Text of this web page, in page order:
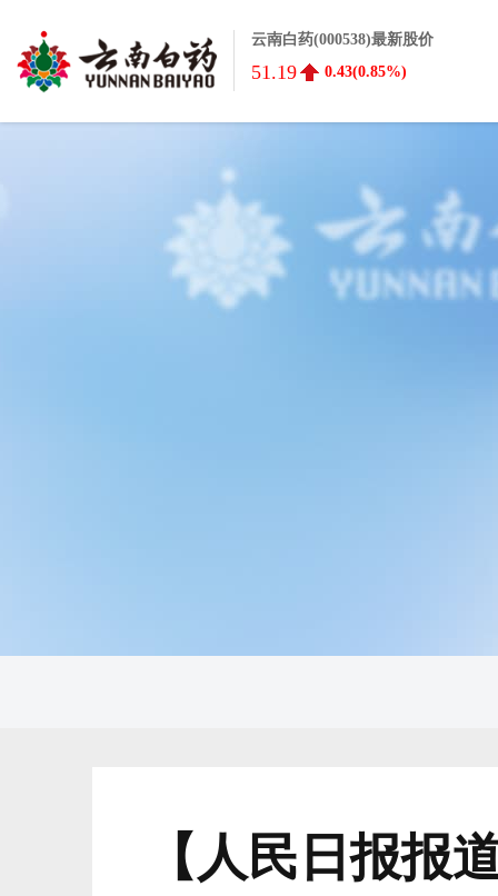
云南白药(000538)最新股价
51.19 0.43(0.85%)
【人民日报报